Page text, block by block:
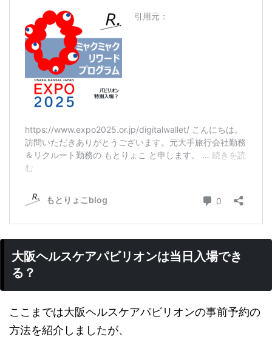
大阪ヘルスケアパビリオンは当日入場でき
る？
ここまでは大阪ヘルスケアパビリオンの事前予約の
方法を紹介しましたが、